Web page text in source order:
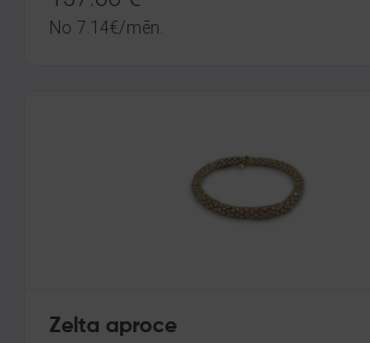
No 7.14€/mēn.
Zelta aproce